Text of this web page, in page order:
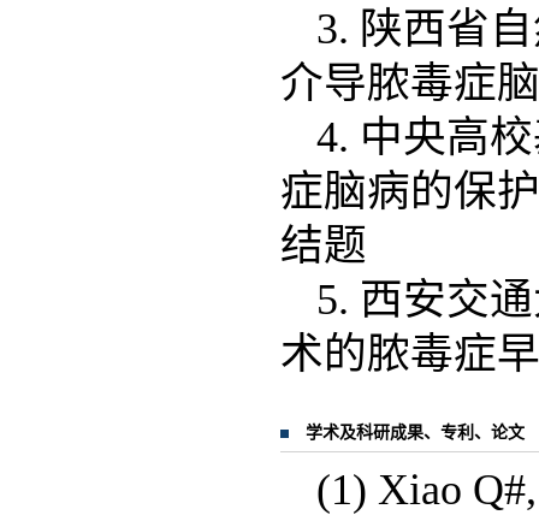
3. 陕西省
介导脓毒症
4. 中央高
症脑病的保
结题
5. 西安交
术的脓毒症
学术及科研成果、专利、论文
(1) Xiao